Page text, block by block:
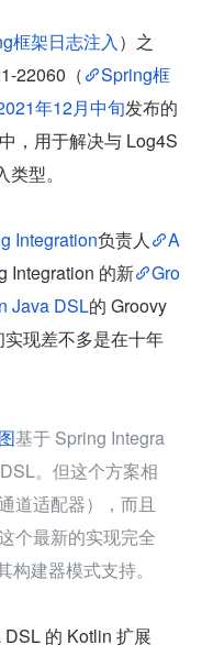
框架日志注入）之
22060（
Spring框
年12月中旬发布的
，用于解决与 Log4S
型。
Integration负责人
A
Integration 的新
Gro
Java DSL的 Groovy
现差不多是在十年
基于 Spring Integra
。但这个方案相
道适配器），而且
个最新的实现完全
建器模式支持。
的 Kotlin 扩展